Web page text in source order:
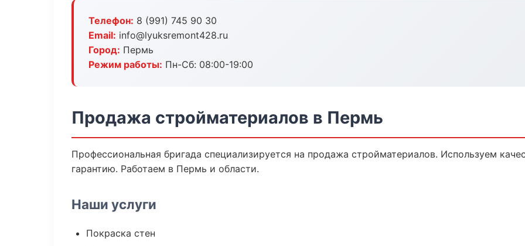
Телефон: 8 (991) 745 90 30
Email: info@lyuksremont428.ru
Город: Пермь
Режим работы: Пн-Сб: 08:00-19:00
Продажа стройматериалов в Пермь
Профессиональная бригада специализируется на продажа стройматериалов. Используем
гарантию. Работаем в Пермь и области.
Наши услуги
Покраска стен